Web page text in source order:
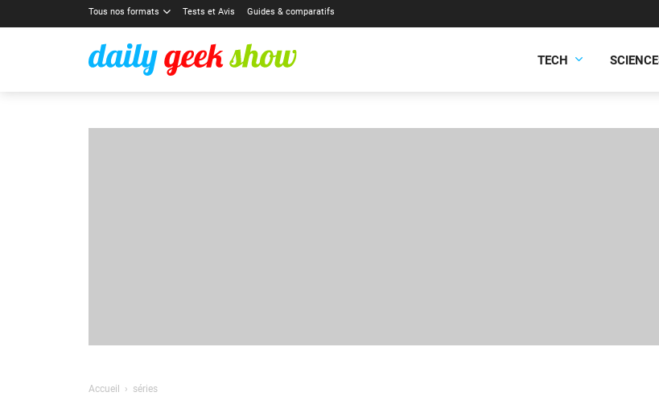
Tous nos formats Tests et Avis Guides & comparatifs
TECH
Accueil séries